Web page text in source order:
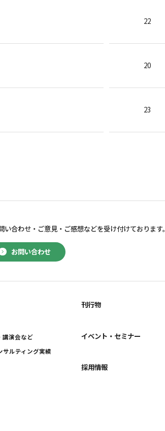
22
20
23
お問い合わせ
い合わせ・ ご意見・ご感想などを受け付けております。
講演会など
サルティング実績
刊行物
イベント・セミナー
採用情報